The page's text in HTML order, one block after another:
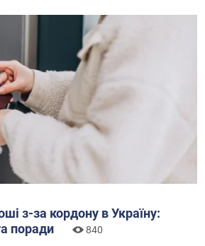
з-за кордону в Україну:
поради
840